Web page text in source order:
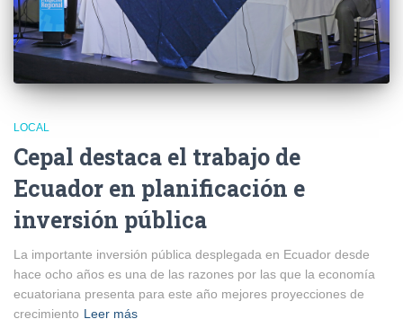
LOCAL
Cepal destaca el trabajo de
Ecuador en planificación e
inversión pública
La importante inversión pública desplegada en Ecuador desde
hace ocho años es una de las razones por las que la economía
ecuatoriana presenta para este año mejores proyecciones de
crecimiento Leer más